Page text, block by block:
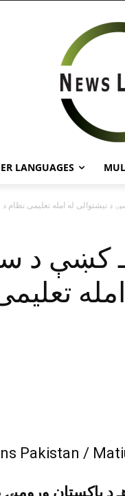
LANGUAGES
کښې د
د پاکستان